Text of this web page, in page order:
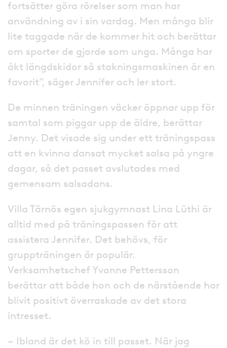
fortsätter göra rörelser som man har
användning av i sin vardag. Men många blir
lite taggade när de kommer hit och berättar
om sporter de gjorde som unga. Många har
åkt längdskidor så stakningsmaskinen är en
favorit”, säger Jennifer och ler stort.
De minnen träningen väcker öppnar upp för
samtal som piggar upp de äldre, berättar
Jenny. Det visade sig under ett träningspass
att en kvinna dansat mycket salsa på yngre
dagar, så det passet avslutades med
gemensam salsadans.
Villa Tärnös egen sjukgymnast Lina Lüthi är
alltid med på träningspassen för att
assistera Jennifer. Det behövs, för
gruppträningen är populär.
Verksamhetschef Yvonne Pettersson
berättar att både hon och de närstående har
blivit positivt överraskade av det stora
intresset.
– Ibland är det kö in till passet. När jag